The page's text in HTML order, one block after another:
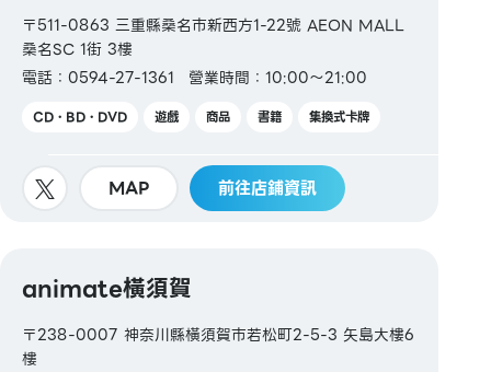
〒511-0863 三重縣桑名市新西方1-22號 AEON MALL
桑名SC 1街 3樓
電話：0594-27-1361
營業時間：10:00～21:00
CD・BD・DVD 遊戲 商品 書籍 集換式卡牌
MAP 前往店鋪資訊
animate橫須賀
〒238-0007 神奈川縣橫須賀市若松町2-5-3 矢島大樓6
樓